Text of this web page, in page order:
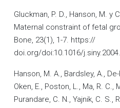
Gluckman, P. D., Hanson, M. y
Maternal constraint of fetal
Bone, 23(1), 1-7. https://
doi.org/doi:10.1016/
Hanson, M. A., Bardsley, A.,
Oken, E., Poston, L., Ma, R. C.,
Purandare, C. N., Yajnik, C. S.,